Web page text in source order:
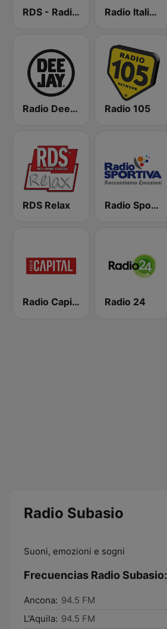
RDS - Radio Dimensione Suono Radio Italia solomusicaitaliana
Radio Deejay Radio 105
RDS Relax Radio Sportiva
Radio Capital Radio 24
Radio Subasio
Suoni, emozioni e sogni
Frecuencias Radio Subasio:
Ancona: 94.5 FM
L'Aquila: 94.5 FM